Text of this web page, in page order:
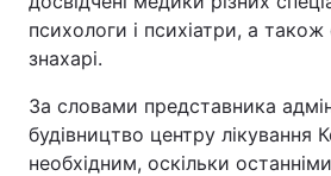
психологи і психіатри, а також
знахарі.
За словами представника
будівництво центру лікування
необхідним, оскільки